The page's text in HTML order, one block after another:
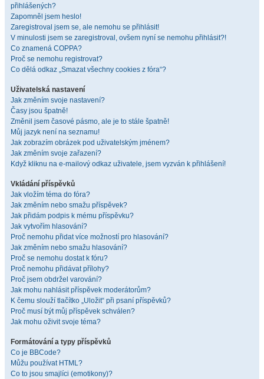
přihlášených?
Zapomněl jsem heslo!
Zaregistroval jsem se, ale nemohu se přihlásit!
V minulosti jsem se zaregistroval, ovšem nyní se nemohu přihlásit?!
Co znamená COPPA?
Proč se nemohu registrovat?
Co dělá odkaz „Smazat všechny cookies z fóra“?
Uživatelská nastavení
Jak změním svoje nastavení?
Časy jsou špatně!
Změnil jsem časové pásmo, ale je to stále špatně!
Můj jazyk není na seznamu!
Jak zobrazím obrázek pod uživatelským jménem?
Jak změním svoje zařazení?
Když kliknu na e-mailový odkaz uživatele, jsem vyzván k přihlášení!
Vkládání příspěvků
Jak vložím téma do fóra?
Jak změním nebo smažu příspěvek?
Jak přidám podpis k mému příspěvku?
Jak vytvořím hlasování?
Proč nemohu přidat více možností pro hlasování?
Jak změním nebo smažu hlasování?
Proč se nemohu dostat k fóru?
Proč nemohu přidávat přílohy?
Proč jsem obdržel varování?
Jak mohu nahlásit příspěvek moderátorům?
K čemu slouží tlačítko „Uložit“ při psaní příspěvků?
Proč musí být můj příspěvek schválen?
Jak mohu oživit svoje téma?
Formátování a typy příspěvků
Co je BBCode?
Můžu používat HTML?
Co to jsou smajlíci (emotikony)?